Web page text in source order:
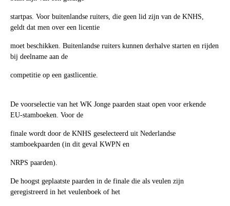
startpas. Voor buitenlandse ruiters, die geen lid zijn van de KNHS,
geldt dat men over een licentie
moet beschikken. Buitenlandse ruiters kunnen derhalve starten en rijden
bij deelname aan de
competitie op een gastlicentie.
De voorselectie van het WK Jonge paarden staat open voor erkende
EU-stamboeken. Voor de
finale wordt door de KNHS geselecteerd uit Nederlandse
stamboekpaarden (in dit geval KWPN en
NRPS paarden).
De hoogst geplaatste paarden in de finale die als veulen zijn
geregistreerd in het veulenboek of het